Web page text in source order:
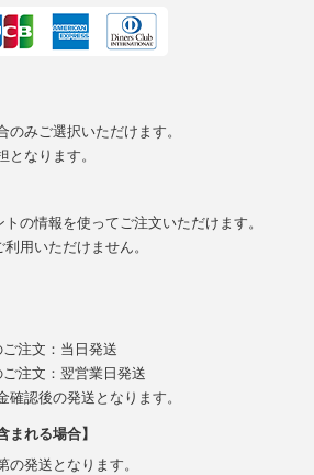
みご選択いただけます。
なります。
の情報を使ってご注文いただけます。
用いただけません。
注文：当日発送
注文：翌営業日発送
認後の発送となります。
まれる場合】
発送となります。